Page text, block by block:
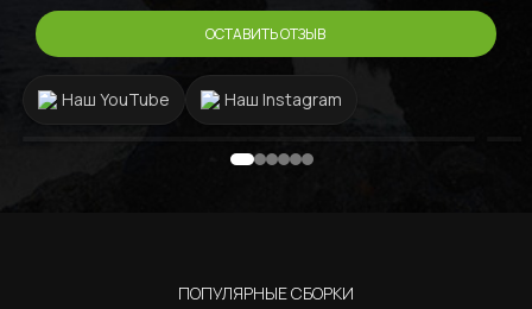
ОСТАВИТЬ ОТЗЫВ
Наш YouTube Наш Instagram
ПОПУЛЯРНЫЕ СБОРКИ